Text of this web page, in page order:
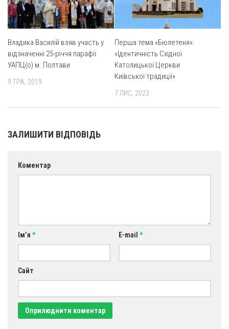
Владика Василій взяв участь у
відзначенні 25-річчя парафії
УАПЦ(о) м. Полтави
9 ТРА, 2019
Перша тема «Бюлетеня»:
«Ідентичність Східної
Католицької Церкви
Київської традиції»
7 ЛИС, 2023
ЗАЛИШИТИ ВІДПОВІДЬ
Коментар
Ім’я * E-mail *
Сайт